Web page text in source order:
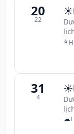
20
22
☀️
⭐
31
4
☀️
☁